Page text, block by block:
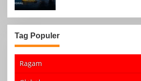
Tag Populer
Ragam